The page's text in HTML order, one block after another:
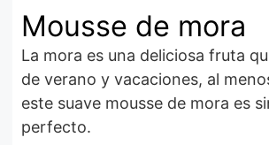
Mousse de mora
La mora es una deliciosa fruta que es sinonimo
de verano y vacaciones, al
este suave mousse de mora es
perfecto.